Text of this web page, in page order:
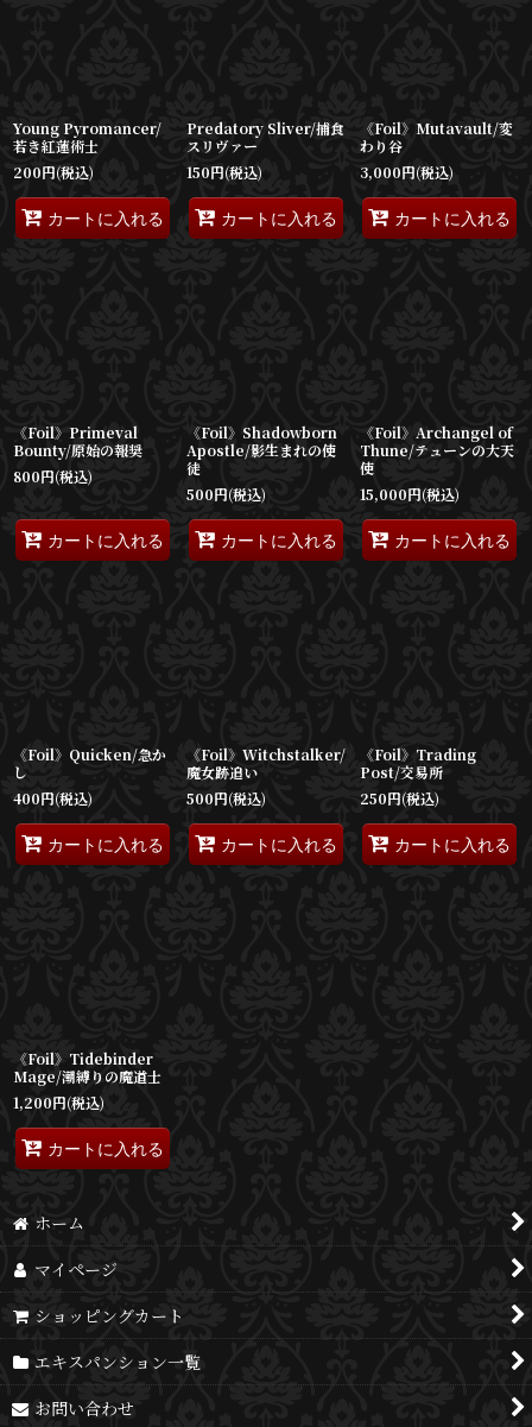
Young Pyromancer/
若き紅蓮術士
200円(税込)
カートに入れる
Predatory Sliver/捕食
スリヴァー
150円(税込)
カートに入れる
《Foil》Mutavault/変
わり谷
3,000円(税込)
カートに入れる
《Foil》Primeval
Bounty/原始の報奨
800円(税込)
カートに入れる
《Foil》Shadowborn
Apostle/影生まれの使
徒
500円(税込)
カートに入れる
《Foil》Archangel of
Thune/テューンの大天
使
15,000円(税込)
カートに入れる
《Foil》Quicken/急か
し
400円(税込)
カートに入れる
《Foil》Witchstalker/
魔女跡追い
500円(税込)
カートに入れる
《Foil》Trading
Post/交易所
250円(税込)
カートに入れる
《Foil》Tidebinder
Mage/潮縛りの魔道士
1,200円(税込)
カートに入れる
ホーム
マイページ
ショッピングカート
エキスパンション一覧
お問い合わせ